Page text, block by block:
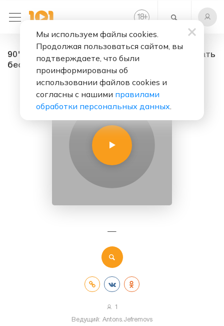
18+
90's and 80's Nostalgy - радио онлайн. Слушать
бесплатно
—
1
Ведущий: Antons.Jefremovs
Мы используем файлы cookies.
Продолжая пользоваться сайтом, вы
подтверждаете, что были
проинформированы об
использовании файлов cookies и
согласны с нашими правилами
обработки персональных данных.